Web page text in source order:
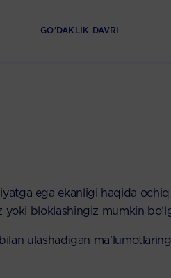
GO’DAKLIK DAVRI
ega ekanligi haqida
bloklashingiz mumkin
ulashadigan